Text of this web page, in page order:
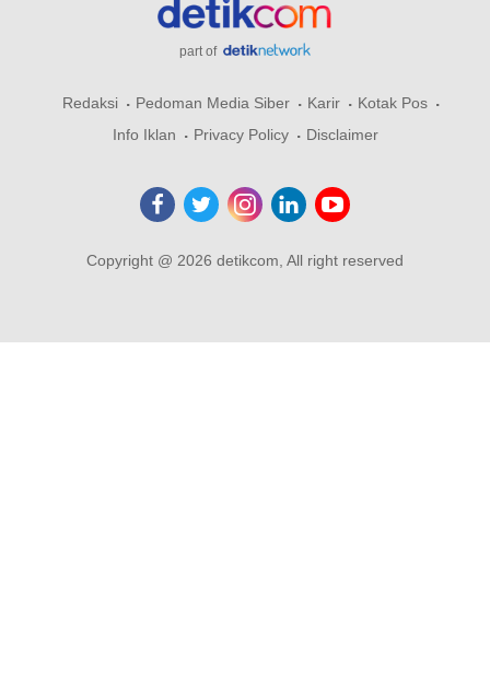
part of
Redaksi Pedoman Media Siber Karir
Kotak Pos
Info Iklan
Privacy Policy Disclaimer
Copyright @ 2026 detikcom, All right reserved